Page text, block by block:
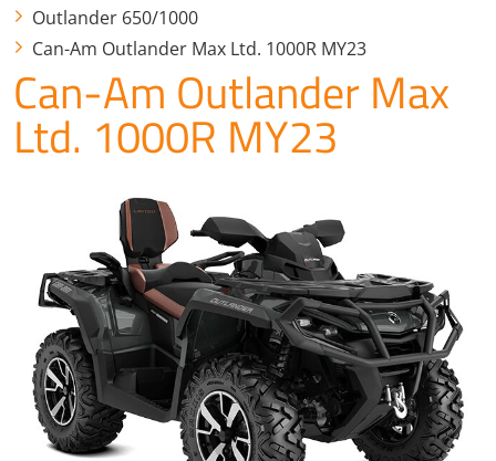
Outlander 650/1000
Can-Am Outlander Max Ltd. 1000R MY23
Can-Am Outlander Max
Ltd. 1000R MY23